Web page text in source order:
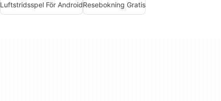
Luftstridsspel För AndroidResebokning Gratis